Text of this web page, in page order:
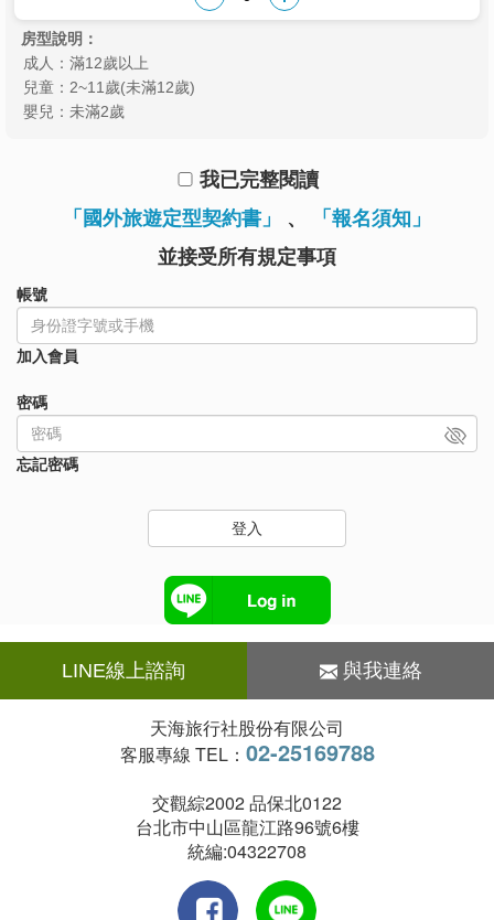
房型說明：
成人：滿12歲以上
兒童：2~11歲(未滿12歲)
嬰兒：未滿2歲
我已完整閱讀
「國外旅遊定型契約書」
、
「報名須知」
並接受所有規定事項
帳號
加入會員
密碼
忘記密碼
登入
LINE線上諮詢 與我連絡
天海旅行社股份有限公司
客服專線 TEL： 02-25169788
交觀綜2002 品保北0122
台北市中山區龍江路96號6樓
統編:04322708